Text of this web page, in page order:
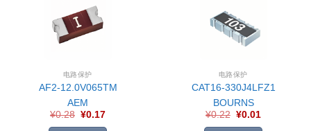
电路保护
AF2-12.0V065TM
AEM
¥0.28 ¥0.17
电路保护
CAT16-330J4LFZ1
BOURNS
¥0.22 ¥0.01